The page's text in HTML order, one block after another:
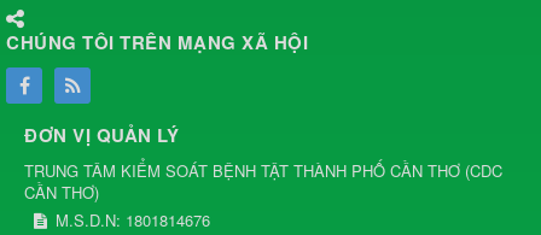
CHÚNG TÔI TRÊN MẠNG XÃ HỘI
ĐƠN VỊ QUẢN LÝ
TRUNG TÂM KIỂM SOÁT BỆNH TẬT THÀNH PHỐ CẦN THƠ (CDC
CẦN THƠ)
M.S.D.N: 1801814676